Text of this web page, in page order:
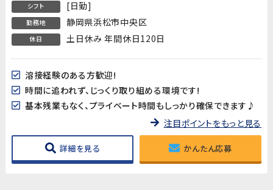
シフト [日勤]
勤務地 静岡県浜松市中央区
休日 土日休み 年間休日120日
溶接経験のある方歓迎!
時間に追われず、じっくり取り組める環境です!
基本残業もなく、プライベート時間もしっかり確保できます♪
注目ポイントをもっと見る
詳細を見る かんたん応募